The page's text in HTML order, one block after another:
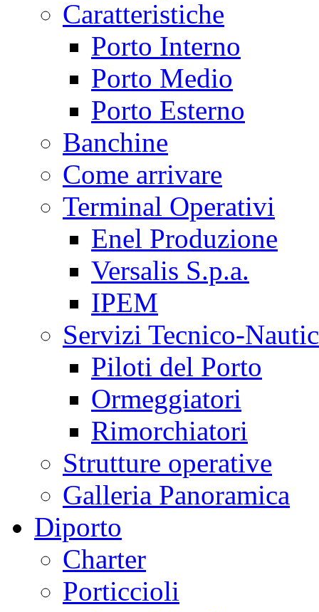
Caratteristiche
Porto Interno
Porto Medio
Porto Esterno
Banchine
Come arrivare
Terminal Operativi
Enel Produzione
Versalis S.p.a.
IPEM
Servizi Tecnico-
Piloti del Porto
Ormeggiatori
Rimorchiatori
Strutture operative
Galleria Panoramica
Diporto
Charter
Porticcioli